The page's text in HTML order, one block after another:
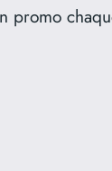
promo